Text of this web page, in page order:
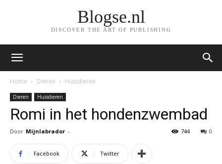
Blogse.nl
DISCOVER THE ART OF PUBLISHING
Home Dieren Huisdieren
Dieren Huisdieren
Romi in het hondenzwembad
Door Mijnlabrador - 0
744
Facebook Twitter